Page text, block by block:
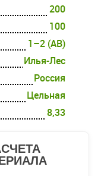
200
100
1–2 (AB)
Илья-Лес
Россия
Цельная
8,33